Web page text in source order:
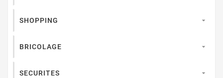
SHOPPING 
BRICOLAGE 
SECURITES 